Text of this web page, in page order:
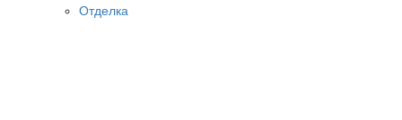
Отделка